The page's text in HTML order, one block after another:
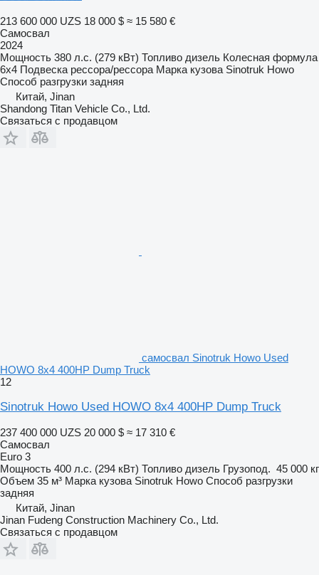
213 600 000 UZS 18 000 $ ≈ 15 580 €
Самосвал
2024
Мощность 380 л.с. (279 кВт) Топливо дизель Колесная формула
6x4 Подвеска рессора/рессора Марка кузова Sinotruk Howo
Способ разгрузки задняя
Китай, Jinan
Shandong Titan Vehicle Co., Ltd.
Связаться с продавцом
самосвал Sinotruk Howo Used
HOWO 8x4 400HP Dump Truck
12
Sinotruk Howo Used HOWO 8x4 400HP Dump Truck
237 400 000 UZS 20 000 $ ≈ 17 310 €
Самосвал
Euro 3
Мощность 400 л.с. (294 кВт) Топливо дизель Грузопод. 45 000 кг
Объем 35 м³ Марка кузова Sinotruk Howo Способ разгрузки
задняя
Китай, Jinan
Jinan Fudeng Construction Machinery Co., Ltd.
Связаться с продавцом